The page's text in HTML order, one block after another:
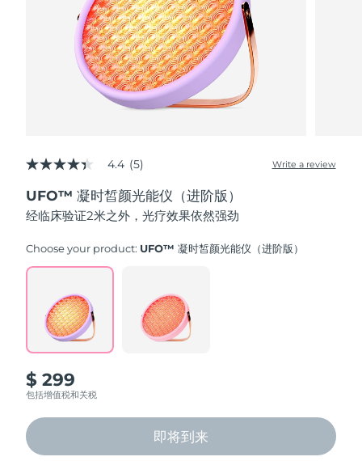
4.4
of
5
stars,
rating
Read
Reviews.
Same
page
link.
4.4 (5) Write a review
UFO™ 凝时皙颜光能仪（进阶版）
经临床验证2米之外，光疗效果依然强劲
Choose your product: UFO™ 凝时皙颜光能仪（进阶版）
$ 299
包括增值税和关税
即将到来